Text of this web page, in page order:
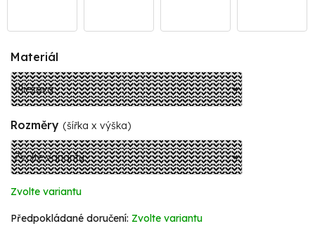
Materiál
Rozměry (šířka x výška)
Zvolte variantu
Zvolte variantu